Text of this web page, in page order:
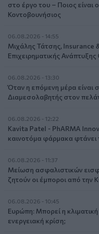
στο έργο του – Ποιος είναι
Κοντοβουνήσιος
06.08.2026 - 14:55
Μιχάλης Τάτσης, Insurance
Επιχειρηματικής
06.08.2026 - 13:30
Όταν η επόμενη μέρα είναι
Διαμεσολαβητής στον
06.08.2026 - 12:22
Kavita Patel - PhARMA
καινοτόμα φάρμακα φτάνει
06.08.2026 - 11:37
Μείωση ασφαλιστικών
ζητούν οι έμποροι από την
06.08.2026 - 10:45
Ευρώπη: Μπορεί η
ενεργειακή κρίση;